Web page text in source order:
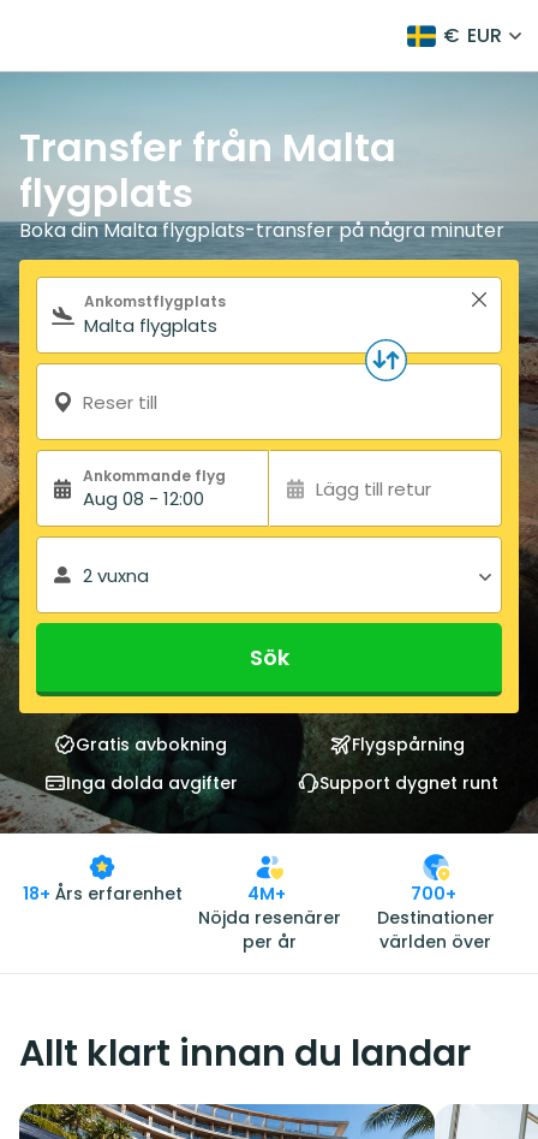
€ EUR
Transfer från Malta
flygplats
Boka din Malta flygplats-transfer på några minuter
Sökformulär
Ankomstflygplats
Reser till
Ankommande flyg
Aug 08 - 12:00 Lägg till retur
2 vuxna
Sök
Gratis avbokning
Flygspårning
Inga dolda avgifter
Support dygnet runt
18+ Års erfarenhet
4M+
Nöjda resenärer
per år
700+
Destinationer
världen över
Allt klart innan du landar